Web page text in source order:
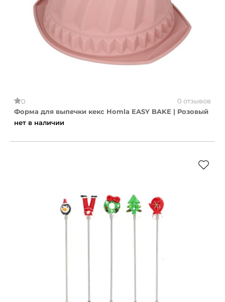
0
0 отзывов
Форма для выпечки кекс Homla EASY BAKE | Розовый
нет в наличии